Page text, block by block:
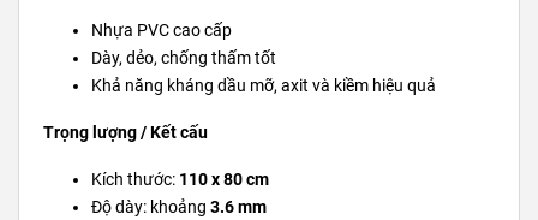
Nhựa PVC cao cấp
Dày, dẻo, chống thấm tốt
Khả năng kháng dầu mỡ, axit và kiềm hiệu quả
Trọng lượng / Kết cấu
Kích thước: 110 x 80 cm
Độ dày: khoảng 3.6 mm